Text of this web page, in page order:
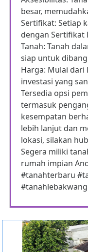
besar,
Sertifikat: Setiap
dengan Sertifikat
Tanah: Tanah
siap untuk
Harga: Mulai dari
investasi yang
Tersedia opsi
termasuk
kesempatan
lebih lanjut dan
lokasi, silakan
Segera miliki
rumah impian
#tanahterbaru